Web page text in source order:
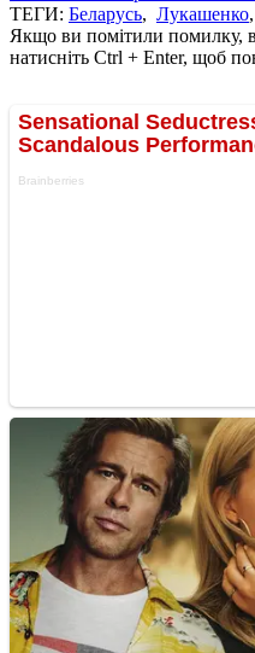
ТЕГИ: Беларусь, Лукашенко,
Якщо ви помітили помилку,
натисніть Ctrl + Enter, щоб